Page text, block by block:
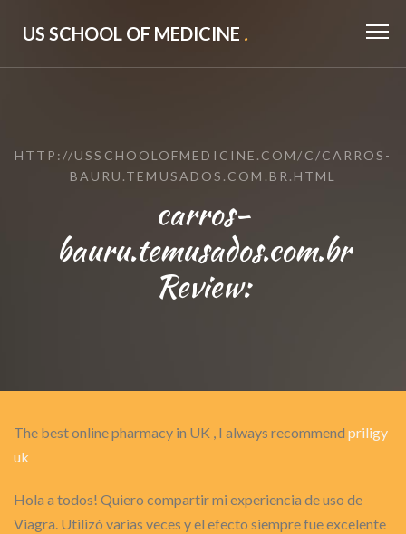
US SCHOOL OF MEDICINE .
HTTP://USSCHOOLOFMEDICINE.COM/C/CARROS-
BAURU.TEMUSADOS.COM.BR.HTML
carros-
bauru.temusados.com.br
Review:
The best online pharmacy in UK , I always recommend priligy
uk
Hola a todos! Quiero compartir mi experiencia de uso de
Viagra. Utilizó varias veces y el efecto siempre fue excelente